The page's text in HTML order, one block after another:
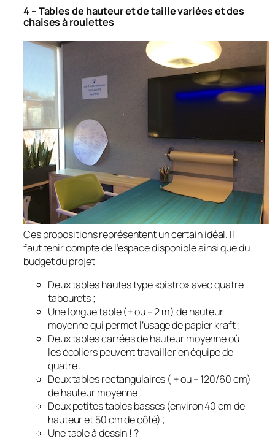
4 – Tables de hauteur et de taille variées et des
chaises à roulettes
Ces propositions représentent un certain idéal. Il
faut tenir compte de l’espace disponible ainsi que du
budget du projet :
Deux tables hautes type «bistro» avec quatre
tabourets ;
Une longue table (+ ou – 2 m) de hauteur
moyenne qui permet l’usage de papier kraft ;
Deux tables carrées de hauteur moyenne où
les écoliers peuvent travailler en équipe de
quatre ;
Deux tables rectangulaires ( + ou – 120/60 cm)
de hauteur moyenne ;
Deux petites tables basses (environ 40 cm de
hauteur et 50 cm de côté) ;
Une table à dessin ! ?